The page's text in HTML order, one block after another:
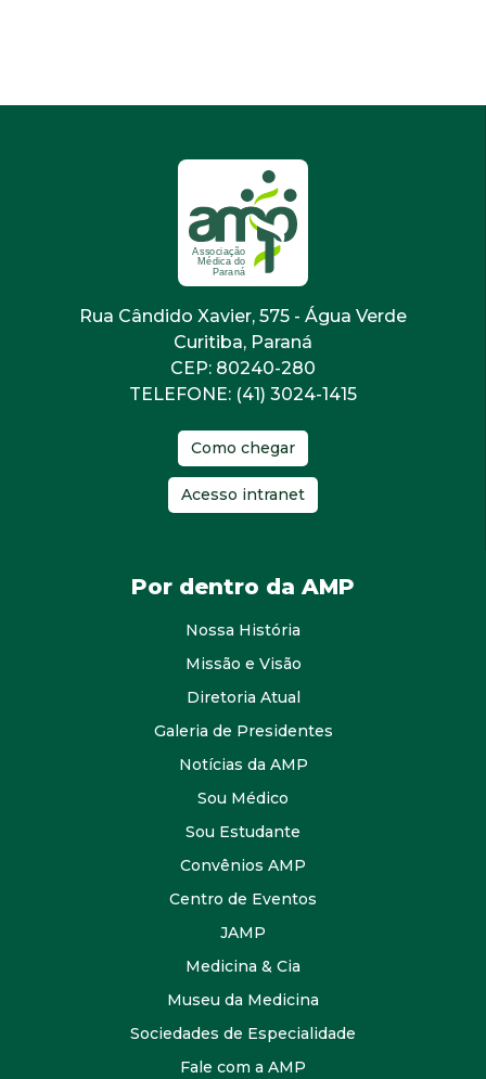
Rua Cândido Xavier, 575 - Água Verde
Curitiba, Paraná
CEP: 80240-280
TELEFONE: (41) 3024-1415
Como chegar
Acesso intranet
Por dentro da AMP
Nossa História
Missão e Visão
Diretoria Atual
Galeria de Presidentes
Notícias da AMP
Sou Médico
Sou Estudante
Convênios AMP
Centro de Eventos
JAMP
Medicina & Cia
Museu da Medicina
Sociedades de Especialidade
Fale com a AMP